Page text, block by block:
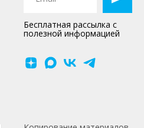
Бесплатная рассылка с
полезной информацией